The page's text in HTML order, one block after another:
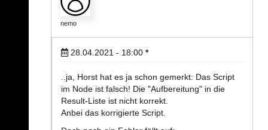
nemo
28.04.2021 - 18:00 *
..ja, Horst hat es ja schon gemerkt: Das Script
im Node ist falsch! Die "Aufbereitung" in die
Result-Liste ist nicht korrekt.
Anbei das korrigierte Script.